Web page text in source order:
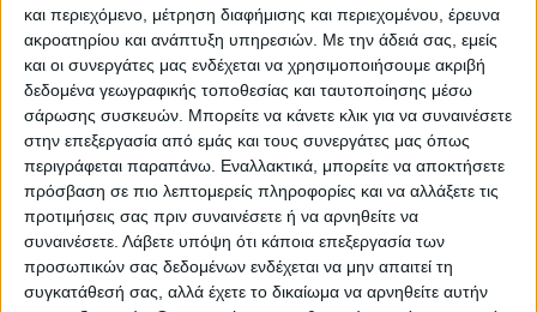
και περιεχόμενο, μέτρηση διαφήμισης και περιεχομένου, έρευνα
ακροατηρίου και ανάπτυξη υπηρεσιών. Με την άδειά σας, εμείς
και οι συνεργάτες μας ενδέχεται να χρησιμοποιήσουμε ακριβή
δεδομένα γεωγραφικής τοποθεσίας και ταυτοποίησης μέσω
σάρωσης συσκευών. Μπορείτε να κάνετε κλικ για να συναινέσετε
στην επεξεργασία από εμάς και τους συνεργάτες μας όπως
περιγράφεται παραπάνω. Εναλλακτικά, μπορείτε να αποκτήσετε
πρόσβαση σε πιο λεπτομερείς πληροφορίες και να αλλάξετε τις
προτιμήσεις σας πριν συναινέσετε ή να αρνηθείτε να
συναινέσετε. Λάβετε υπόψη ότι κάποια επεξεργασία των
προσωπικών σας δεδομένων ενδέχεται να μην απαιτεί τη
συγκατάθεσή σας, αλλά έχετε το δικαίωμα να αρνηθείτε αυτήν